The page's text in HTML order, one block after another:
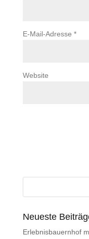
E-Mail-Adresse *
Website
Neueste
Erlebnisbauernhof